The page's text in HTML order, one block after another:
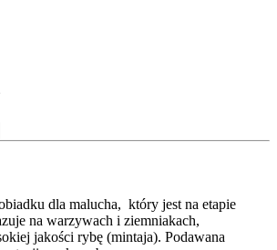
dla malucha, który jest na etapie
na warzywach i ziemniakach,
jakości rybę (mintaja). Podawana